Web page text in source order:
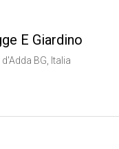
E Giardino
BG, Italia